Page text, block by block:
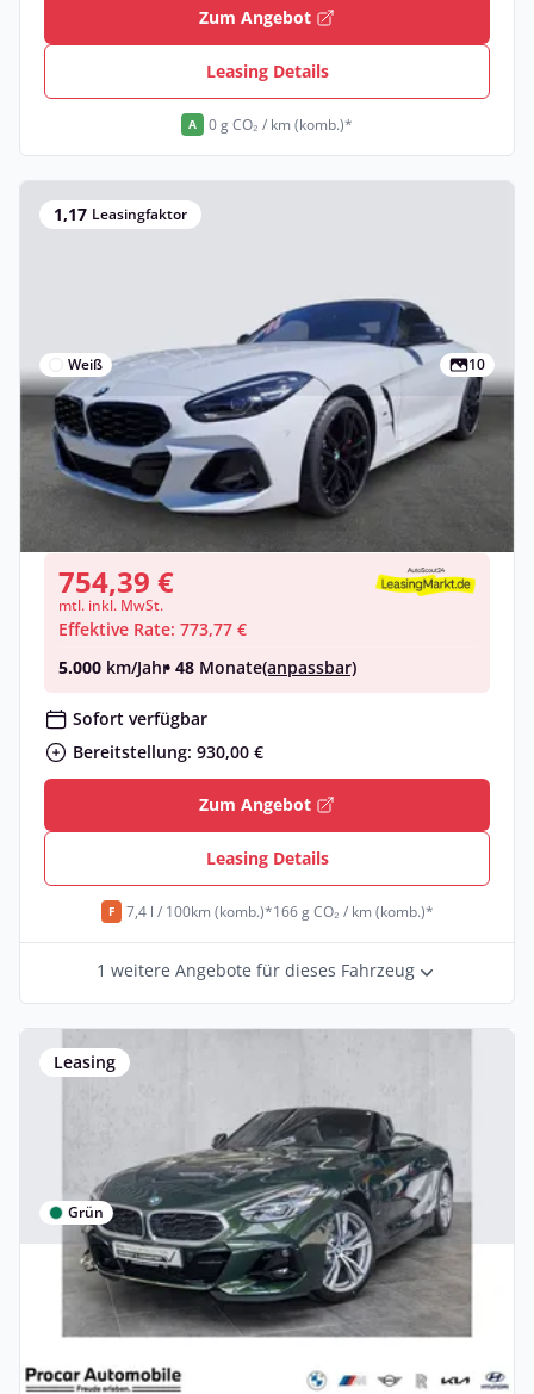
Zum Angebot
Leasing Details
A 0 g CO₂ / km (komb.)*
1,17 Leasingfaktor
Weiß 10
Privat & Gewerbe
BMW Z4 sDrive20i , 2-türig
Benzin •Manuell •197 PS (145 kW)
Neuwagen
754,39 €
mtl. inkl. MwSt.
Effektive Rate: 773,77 €
5.000 km/Jahr• 48 Monate(anpassbar)
Sofort verfügbar
Bereitstellung: 930,00 €
Zum Angebot
Leasing Details
F 7,4 l / 100km (komb.)*166 g CO₂ / km (komb.)*
1 weitere Angebote für dieses Fahrzeug
Leasing
Grün
Privat & Gewerbe
BMW Z4 sDrive30i HUD ACC RFK NAVI LED
Sound Syst.
Benzin •Automatik •
258 PS (190 kW)